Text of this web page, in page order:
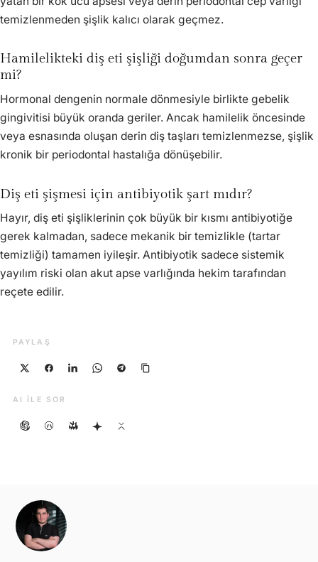
temizlenmeden şişlik kalıcı olarak geçmez.
Hamilelikteki diş eti şişliği doğumdan sonra geçer
mi?
Hormonal dengenin normale dönmesiyle birlikte gebelik
gingivitisi büyük oranda geriler. Ancak hamilelik öncesinde
veya esnasında oluşan derin diş taşları temizlenmezse, şişlik
kronik bir periodontal hastalığa dönüşebilir.
Diş eti şişmesi için antibiyotik şart mıdır?
Hayır, diş eti şişliklerinin çok büyük bir kısmı antibiyotiğe
gerek kalmadan, sadece mekanik bir temizlikle (tartar
temizliği) tamamen iyileşir. Antibiyotik sadece sistemik
yayılım riski olan akut apse varlığında hekim tarafından
reçete edilir.
PAYLAŞ
AI ILE SOR